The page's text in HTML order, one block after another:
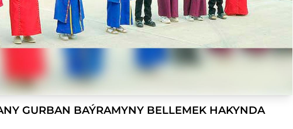
GURBAN BAÝRAMYNY BELLEMEK HAKYNDA